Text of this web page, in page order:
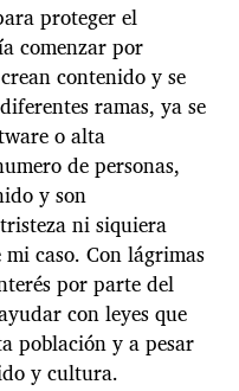
proteger el
comenzar por
contenido y se
ramas, ya se
o alta
de personas,
y son
ni siquiera
caso. Con lágrimas
por parte del
con leyes que
población y a pesar
y cultura.